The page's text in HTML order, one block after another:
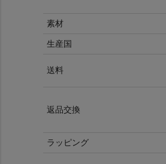
素材
生産国
送料
返品交換
ラッピング